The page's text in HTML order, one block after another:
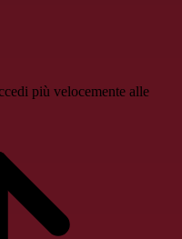
più velocemente alle